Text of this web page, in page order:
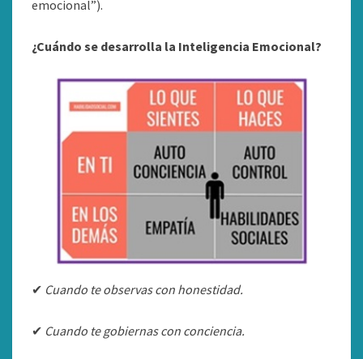
emocional”).
¿Cuándo se desarrolla la Inteligencia Emocional?
✔ Cuando te observas con honestidad.
✔ Cuando te gobiernas con conciencia.